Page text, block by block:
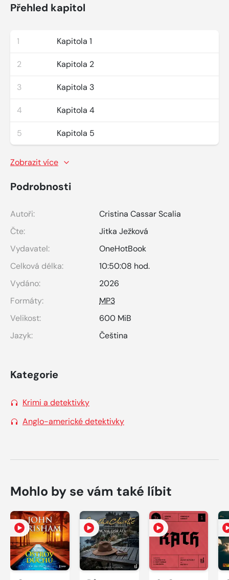
Přehled kapitol
1 Kapitola 1
2 Kapitola 2
3 Kapitola 3
4 Kapitola 4
5 Kapitola 5
Zobrazit více
Podrobnosti
Autoři:
Cristina Cassar Scalia
Čte:
Jitka Ježková
Vydavatel:
OneHotBook
Celková délka:
10:50:08 hod.
Vydáno:
2026
Formáty:
MP3
Velikost:
600 MiB
Jazyk:
Čeština
Kategorie
Krimi a detektivky
Anglo-americké detektivky
Mohlo by se vám také líbit